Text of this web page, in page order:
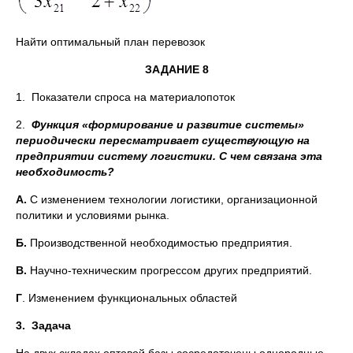
Найти оптимальный план перевозок
ЗАДАНИЕ 8
1. Показатели спроса на материалопоток
2. Функция «формирование и развитие системы»
периодически пересматривает существующую на
предприятии систему логистики. С чем связана эта
необходимость?
А. С изменением технологии логистики, организационной
политики и условиями рынка.
Б. Производственной необходимостью предприятия.
В. Научно-техническим прогрессом других предприятий.
Г . Изменением функциональных областей
3. Задача